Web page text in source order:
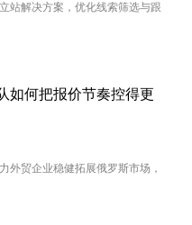
站解决方案，优化线索筛选与跟
如何把报价节奏控得更
外贸企业稳健拓展俄罗斯市场，